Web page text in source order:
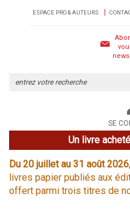
ESPACE PRO & AUTEURS
SE
Un livre
Du 20 juillet au 31 août 2026
livres papier publiés aux
offert parmi trois titres de